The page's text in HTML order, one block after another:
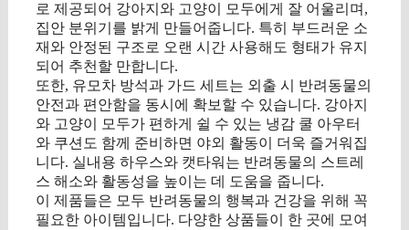
로 제공되어 강아지와 고양이 모두에게 잘 어울리며,
집안 분위기를 밝게 만들어줍니다. 특히 부드러운 소
재와 안정된 구조로 오랜 시간 사용해도 형태가 유지
되어 추천할 만합니다.
또한, 유모차 방석과 가드 세트는 외출 시 반려동물의
안전과 편안함을 동시에 확보할 수 있습니다. 강아지
와 고양이 모두가 편하게 쉴 수 있는 냉감 쿨 아우터
와 쿠션도 함께 준비하면 야외 활동이 더욱 즐거워집
니다. 실내용 하우스와 캣타워는 반려동물의 스트레
스 해소와 활동성을 높이는 데 도움을 줍니다.
이 제품들은 모두 반려동물의 행복과 건강을 위해 꼭
필요한 아이템입니다. 다양한 상품들이 한 곳에 모여